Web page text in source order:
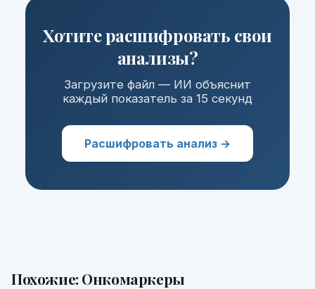
Хотите расшифровать свои
анализы?
Загрузите файл — ИИ объяснит
каждый показатель за 15 секунд
Расшифровать анализ →
Похожие: Онкомаркеры